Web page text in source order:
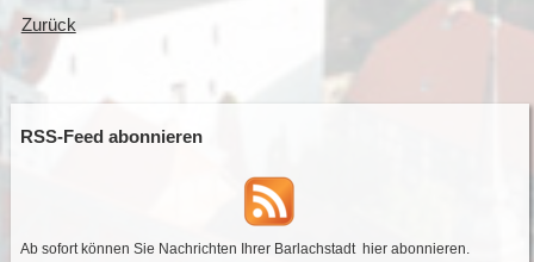
Zurück
RSS-Feed abonnieren
Ab sofort können Sie Nachrichten Ihrer Barlachstadt hier abonnieren